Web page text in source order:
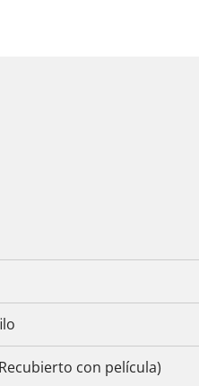
con película)